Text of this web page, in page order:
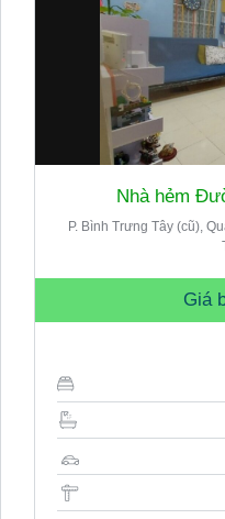
Nhà hẻm
P. Bình Trưng Tây (cũ),
Giá